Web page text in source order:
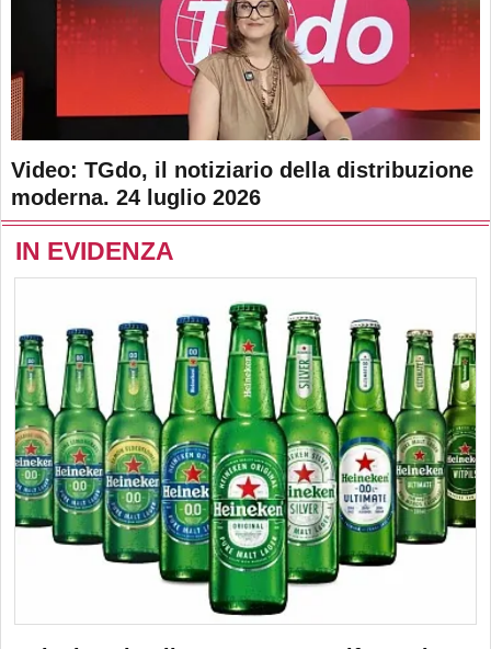
Video: TGdo, il notiziario della distribuzione
moderna. 24 luglio 2026
IN EVIDENZA